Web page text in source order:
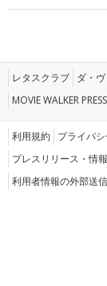
レタスクラブ ダ・
MOVIE WALKER PRESS
利用規約 プライバ
プレスリリース・情
利用者情報の外部送